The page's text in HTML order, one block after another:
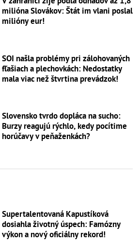
milióna Slovákov: Štát im vlani poslal
milióny eur!
SOI našla problémy pri zálohovaných
fľašiach a plechovkách: Nedostatky
mala viac než štvrtina prevádzok!
Slovensko tvrdo dopláca na sucho:
Burzy reagujú rýchlo, kedy pocítime
horúčavy v peňaženkách?
Supertalentovaná Kapustíková
dosiahla životný úspech: Famózny
výkon a nový oficiálny rekord!